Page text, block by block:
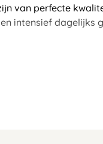
van perfecte
intensief dagelijks